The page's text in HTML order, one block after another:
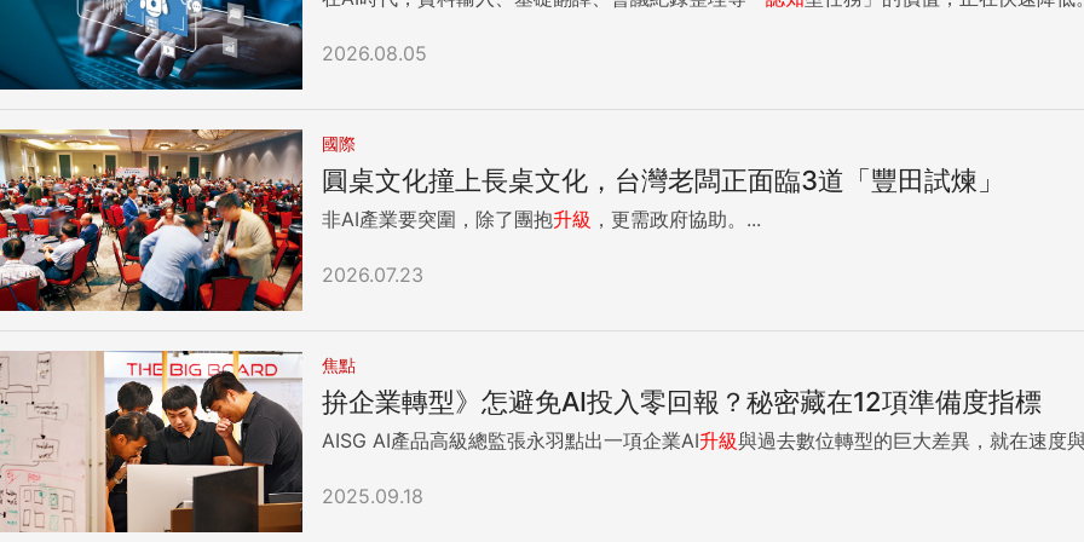
2026.08.05
國際
圓桌文化撞上長桌文化，台灣老闆正面臨3道「豐田試煉」
非AI產業要突圍，除了團抱升級 ，更需政府協助。...
2026.07.23
焦點
拚企業轉型》怎避免AI投入零回報？秘密藏在12項準備度指標
AISG AI產品高級總監張永羽點出一項企業AI升級與過去數位轉型的巨大差異，就在速度
2025.09.18